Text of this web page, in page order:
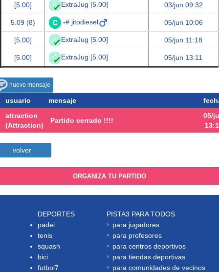
[5.00] ExtraJug [5.00] 03/jun 09:32
5.09 (8) -# jitodiesel 05/jun 10:06
[5.00] ExtraJug [5.00] 05/jun 11:18
[5.00] ExtraJug [5.00] 05/jun 13:11
nuevo mensaje
usuario mensaje
attraction
(Attraction)
Partido cerrado !!!!
05/
volver
ORGANIZA TU PARTIDO
DEPORTES
padel
tenis
squash
bici
futbol7
PISTA3 PARA TODOS
para jugadores
para profesores
para centros deportivos
para tiendas deportivas
para comunidades de vecinos